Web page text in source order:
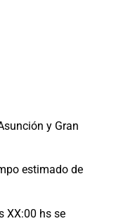
y Gran
estimado de
XX:00 hs se